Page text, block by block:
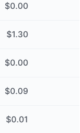
$0.00
$1.30
$0.00
$0.09
$0.01